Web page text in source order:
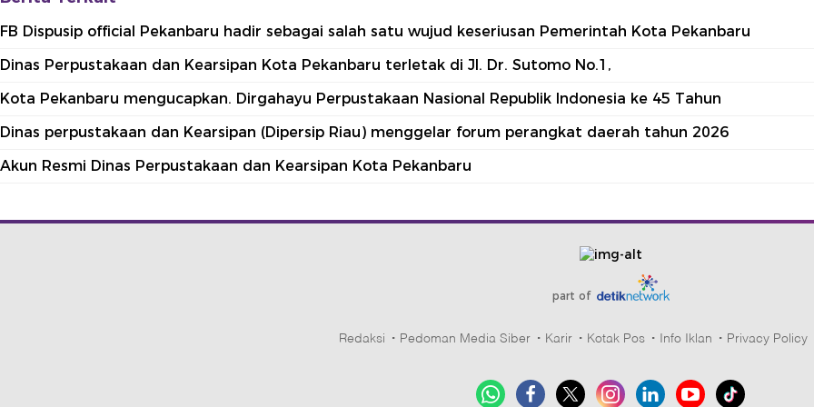
FB Dispusip official Pekanbaru hadir sebagai salah satu wujud keseriusan Pemerintah Kota Pekanbaru
Dinas Perpustakaan dan Kearsipan Kota Pekanbaru terletak di Jl. Dr. Sutomo No.1,
Kota Pekanbaru mengucapkan. Dirgahayu Perpustakaan Nasional Republik Indonesia ke 45 Tahun
Dinas perpustakaan dan Kearsipan (Dipersip Riau) menggelar forum perangkat daerah tahun 2026
Akun Resmi Dinas Perpustakaan dan Kearsipan Kota Pekanbaru
part of
Redaksi Pedoman Media Siber Karir Kotak Pos Info Iklan Privacy Policy